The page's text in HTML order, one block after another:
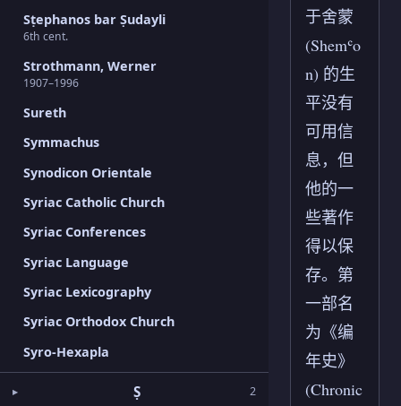
Sṭephanos bar Ṣudayli
6th cent.
Strothmann, Werner
1907–1996
Sureth
Symmachus
Synodicon Orientale
Syriac Catholic Church
Syriac Conferences
Syriac Language
Syriac Lexicography
Syriac Orthodox Church
Syro-Hexapla
Ṣ 2
于舍蒙
(Shemʿo
n) 的生
平没有
可用信
息，但
他的一
些著作
得以保
存。第
一部名
为《编
年史》
(Chronic